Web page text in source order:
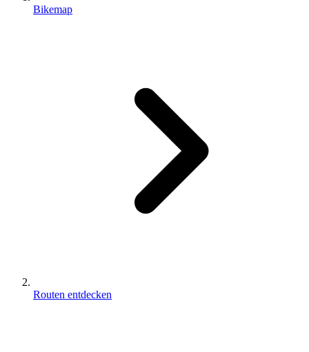
Bikemap
Routen entdecken